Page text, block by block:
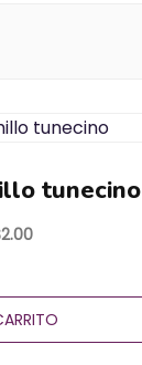
tunecino
2.00